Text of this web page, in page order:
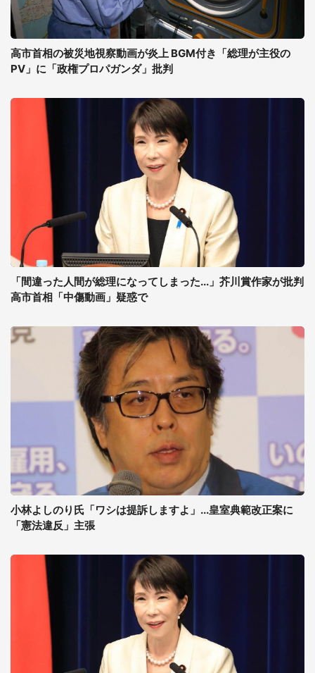
高市首相の被災地視察動画が炎上 BGM付き「総理が主役の
PV」に「政権プロパガンダ」批判
「間違った人間が総理になってしまった...」芥川賞作家が批判
高市首相「中傷動画」疑惑で
小林よしのり氏「ワシは提訴しますよ」...皇室典範改正案に
「憲法違反」主張